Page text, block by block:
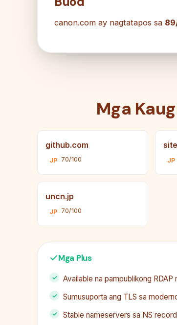
canon.com ay nagtatapos sa
Mga
github.com
JP 70/100 JP
uncn.jp
JP 70/100
Mga Plus
Available na pampublikong RDAP
Sumusuporta ang TLS sa
Stable nameservers sa NS